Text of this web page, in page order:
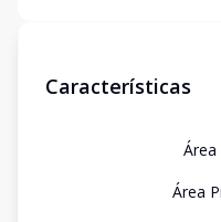
Características
Área